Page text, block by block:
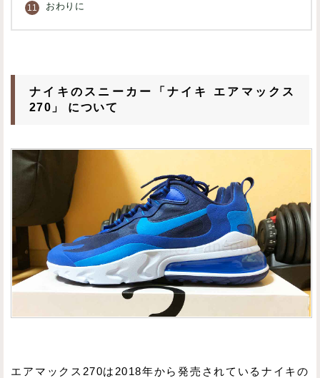
おわりに
ナイキのスニーカー「ナイキ エアマックス
270」 について
エアマックス270は2018年から発売されているナイキの